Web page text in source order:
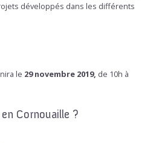
développés dans les différents
le 29 novembre 2019, de 10h à
Cornouaille ?